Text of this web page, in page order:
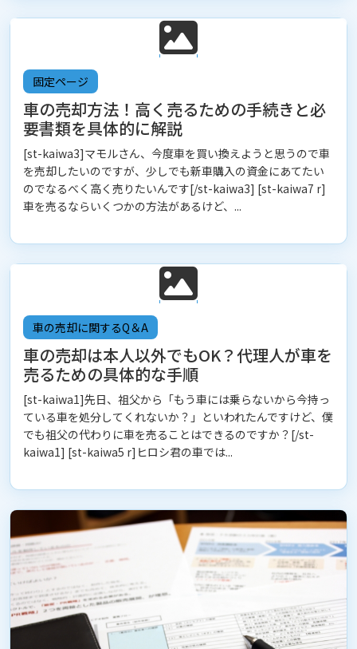
固定ページ
車の売却方法！高く売るための手続きと必
要書類を具体的に解説
[st-kaiwa3]マモルさん、今度車を買い換えようと思うので車
を売却したいのですが、少しでも新車購入の資金にあてたい
のでなるべく高く売りたいんです[/st-kaiwa3] [st-kaiwa7 r]
車を売るならいくつかの方法があるけど、...
車の売却に関するQ＆A
車の売却は本人以外でもOK？代理人が車を
売るための具体的な手順
[st-kaiwa1]先日、祖父から「もう車には乗らないから今持っ
ている車を処分してくれないか？」といわれたんですけど、僕
でも祖父の代わりに車を売ることはできるのですか？[/st-
kaiwa1] [st-kaiwa5 r]ヒロシ君の車では...